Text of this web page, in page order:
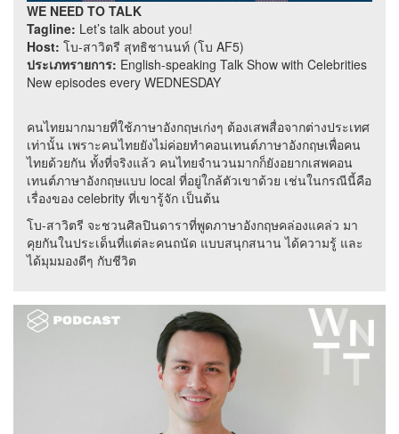
WE NEED TO TALK
Tagline: Let’s talk about you!
Host: โบ-สาวิตรี สุทธิชานนท์ (โบ AF5)
ประเภทรายการ: English-speaking Talk Show with Celebrities
New episodes every WEDNESDAY
คนไทยมากมายที่ใช้ภาษาอังกฤษเก่งๆ ต้องเสพสื่อจากต่างประเทศ
เท่านั้น เพราะคนไทยยังไม่ค่อยทำคอนเทนต์ภาษาอังกฤษเพื่อคน
ไทยด้วยกัน ทั้งที่จริงแล้ว คนไทยจำนวนมากก็ยังอยากเสพคอน
เทนต์ภาษาอังกฤษแบบ local ที่อยู่ใกล้ตัวเขาด้วย เช่นในกรณีนี้คือ
เรื่องของ celebrity ที่เขารู้จัก เป็นต้น
โบ-สาวิตรี จะชวนศิลปินดาราที่พูดภาษาอังกฤษคล่องแคล่ว มา
คุยกันในประเด็นที่แต่ละคนถนัด แบบสนุกสนาน ได้ความรู้ และ
ได้มุมมองดีๆ กับชีวิต